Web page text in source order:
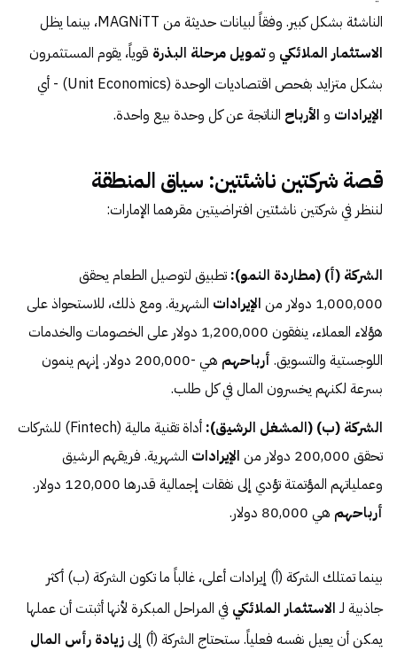
الناشئة بشكل كبير. وفقاً لبيانات حديثة من MAGNiTT، بينما يظل
الاستثمار الملائكي وتمويل مرحلة البذرة قوياً، يقوم المستثمرون
بشكل متزايد بفحص اقتصاديات الوحدة (Unit Economics) - أي
الإيرادات و الأرباح الناتجة عن كل وحدة بيع واحدة.
قصة شركتين ناشئتين: سياق المنطقة
لننظر في شركتين ناشئتين افتراضيتين مقرهما الإمارات:
الشركة (أ) (مطاردة النمو): تطبيق لتوصيل الطعام يحقق
1,000,000 دولار من
الإيرادات الشهرية. ومع ذلك، للاستحواذ على
هؤلاء العملاء، ينفقون 1,200,000 دولار على الخصومات والخدمات
اللوجستية والتسويق. أرباحهم
هي -200,000 دولار. إنهم ينمون
بسرعة لكنهم يخسرون المال في كل طلب.
الشركة (ب) (المشغل الرشيق):
أداة تقنية مالية (Fintech) للشركات
تحقق 200,000 دولار من
الإيرادات الشهرية. فريقهم الرشيق
وعملياتهم المؤتمتة تؤدي إلى نفقات إجمالية قدرها 120,000 دولار.
أرباحهم هي 80,000 دولار.
بينما تمتلك الشركة (أ) إيرادات أعلى، غالباً ما تكون الشركة (ب) أكثر
جاذبية لـ الاستثمار الملائكي في المراحل المبكرة لأنها أثبتت أن عملها
يمكن أن يعيل نفسه فعلياً. ستحتاج الشركة (أ) إلىزيادة رأس المال